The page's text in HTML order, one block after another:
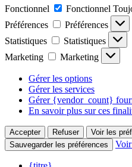
Fonctionnel
Fonctionnel
Préférences
Préférences
Statistiques
Statistiques
Marketing
Marketing
Gérer les options
Gérer les services
Gérer {vendor_count}
En savoir plus sur ces
Accepter Refuser
Voir les
Sauvegarder les préférences
Voir